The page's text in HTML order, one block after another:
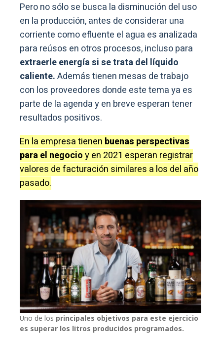
Pero no sólo se busca la disminución del uso
en la producción, antes de considerar una
corriente como efluente el agua es analizada
para reúsos en otros procesos, incluso para
extraerle energía si se trata del líquido
caliente.Además tienen mesas de trabajo
con los proveedores donde este tema ya es
parte de la agenda y en breve esperan tener
resultados positivos.
En la empresa tienen buenas perspectivas
para el negocioy en 2021 esperan registrar
valores de facturación similares a los del año
pasado.
Uno de los principales objetivos para este ejercicio
es superar los litros producidos programados.